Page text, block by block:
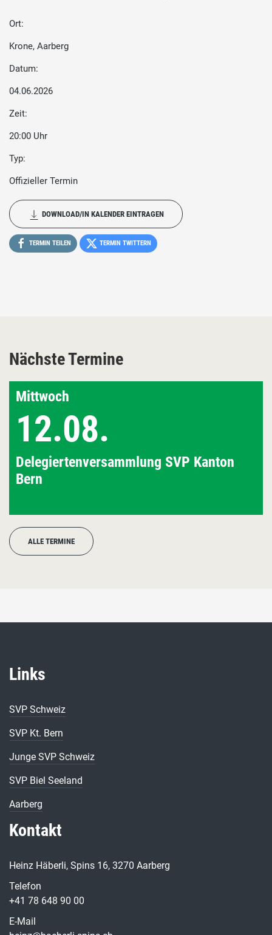
Ort:
Krone, Aarberg
Datum:
04.06.2026
Zeit:
20:00 Uhr
Typ:
Offizieller Termin
DOWNLOAD/IN KALENDER EINTRAGEN
TERMIN TEILEN TERMIN TWITTERN
Nächste Termine
Mittwoch
12.08.
Delegiertenversammlung SVP Kanton
Bern
ALLE TERMINE
Links
SVP Schweiz
SVP Kt. Bern
Junge SVP Schweiz
SVP Biel Seeland
Aarberg
Kontakt
Heinz Häberli, Spins 16, 3270 Aarberg
Telefon
+41 78 648 90 00
E-Mail